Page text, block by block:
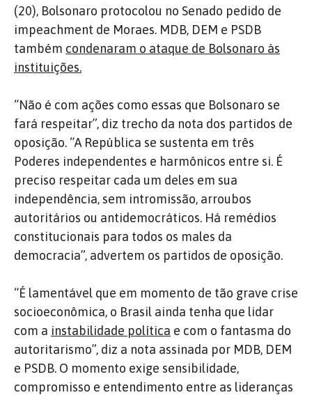
(20), Bolsonaro protocolou no Senado pedido de
impeachment de Moraes. MDB, DEM e PSDB
também condenaram o ataque de Bolsonaro às
instituições.
“Não é com ações como essas que Bolsonaro se
fará respeitar”, diz trecho da nota dos partidos de
oposição. “A República se sustenta em três
Poderes independentes e harmônicos entre si. É
preciso respeitar cada um deles em sua
independência, sem intromissão, arroubos
autoritários ou antidemocráticos. Há remédios
constitucionais para todos os males da
democracia”, advertem os partidos de oposição.
“É lamentável que em momento de tão grave crise
socioeconômica, o Brasil ainda tenha que lidar
com a instabilidade política e com o fantasma do
autoritarismo”, diz a nota assinada por MDB, DEM
e PSDB. O momento exige sensibilidade,
compromisso e entendimento entre as lideranças